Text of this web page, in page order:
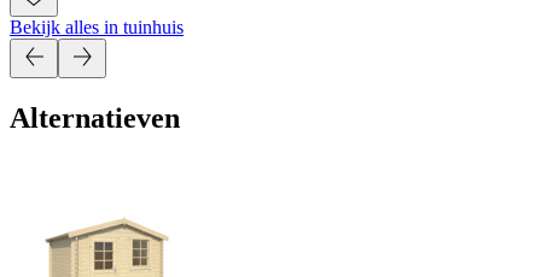
Bekijk alles in tuinhuis
Alternatieven